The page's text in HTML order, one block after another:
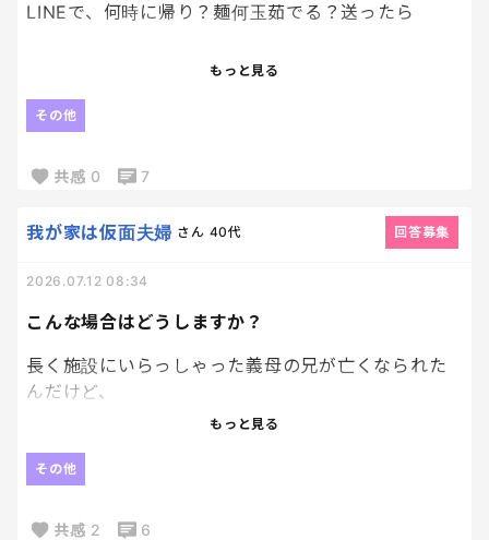
LINEで、何時に帰り？麺何玉茹でる？送ったら
返事「買い物して帰ります」
おい文字読めや。笑
いらないのか？夕飯。
もっと見る
その他
共感 0 7
こんな場合はどうしますか？
我が家は仮面夫婦 さん 40代 回答募集
2026.07.12 08:34
長く施設にいらっしゃった義母の兄が亡くなられた
んだけど、
通夜葬儀はせず、義両親だけで火葬するそうで。それ
よと昨日の夕方にLINEしてきた。
もっと見る
その他
共感 2 6